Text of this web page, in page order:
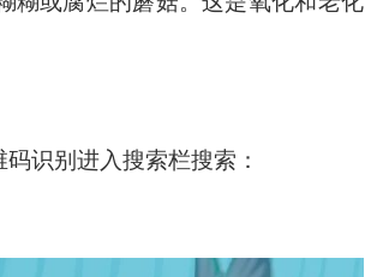
识别进入搜索栏搜索：